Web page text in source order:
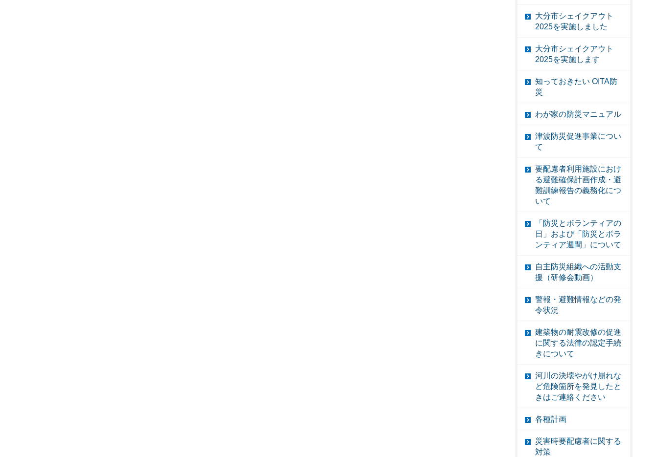
大分市シェイクアウト
2025を実施しました
大分市シェイクアウト
2025を実施します
知っておきたい OITA防
災
わが家の防災マニュアル
津波防災促進事業につい
て
要配慮者利用施設におけ
る避難確保計画作成・避
難訓練報告の義務化につ
いて
「防災とボランティアの
日」および「防災とボラ
ンティア週間」について
自主防災組織への活動支
援（研修会動画）
警報・避難情報などの発
令状況
建築物の耐震改修の促進
に関する法律の認定手続
きについて
河川の決壊やがけ崩れな
ど危険箇所を発見したと
きはご連絡ください
各種計画
災害時要配慮者に関する
対策